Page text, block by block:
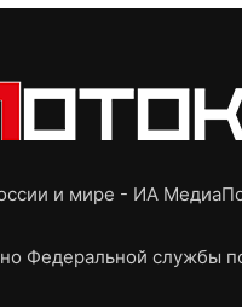
и мире - ИА
Федеральной службы